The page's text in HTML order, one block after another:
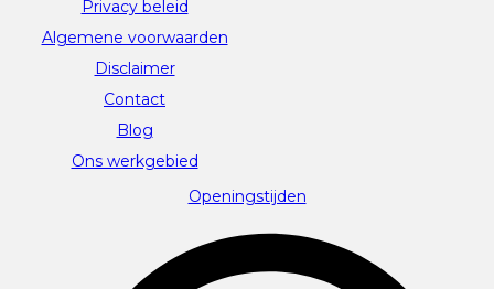
Privacy beleid
Algemene voorwaarden
Disclaimer
Contact
Blog
Ons werkgebied
Openingstijden